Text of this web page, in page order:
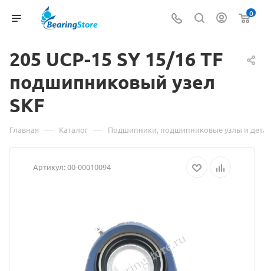
0
205 UCP-15 SY 15/16
о
205
15
TF
подшипниковый узел
SKF
Главная — Каталог — Подшипники, подшипниковые узлы и
Артикул:00-00010094